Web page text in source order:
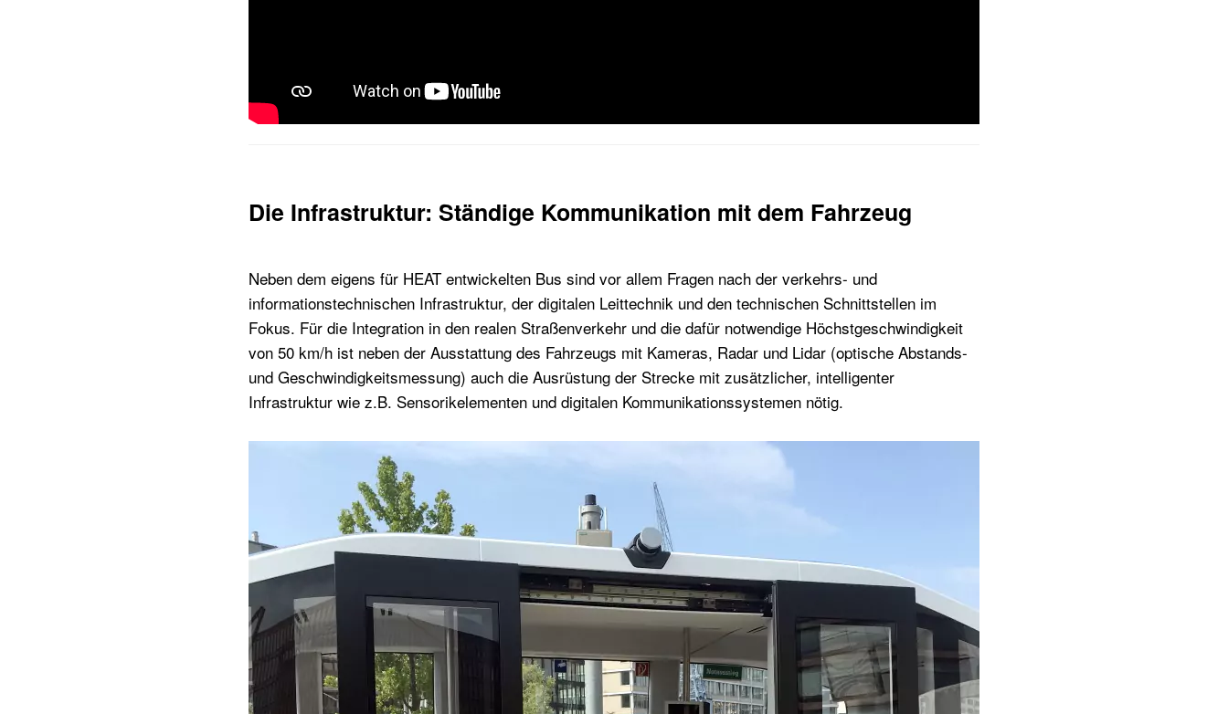
Die Infrastruktur: Ständige Kommunikation mit dem Fahrzeug
Neben dem eigens für HEAT entwickelten Bus sind vor allem Fragen nach der verkehrs- und
informationstechnischen Infrastruktur, der digitalen Leittechnik und den technischen Schnittstellen im
Fokus. Für die Integration in den realen Straßenverkehr und die dafür notwendige Höchstgeschwindigkeit
von 50 km/h ist neben der Ausstattung des Fahrzeugs mit Kameras, Radar und Lidar (optische Abstands-
und Geschwindigkeitsmessung) auch die Ausrüstung der Strecke mit zusätzlicher, intelligenter
Infrastruktur wie z.B. Sensorikelementen und digitalen Kommunikationssystemen nötig.